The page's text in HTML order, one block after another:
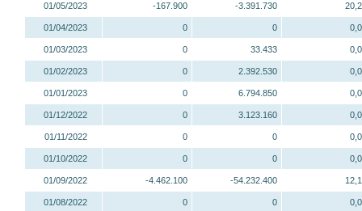
01/05/2023 -167.900 -3.391.730
01/04/2023 0 0
01/03/2023 0 33.433
01/02/2023 0 2.392.530
01/01/2023 0 6.794.850
01/12/2022 0 3.123.160
01/11/2022 0 0
01/10/2022 0 0
01/09/2022 -4.462.100 -54.232.400
01/08/2022 0 0